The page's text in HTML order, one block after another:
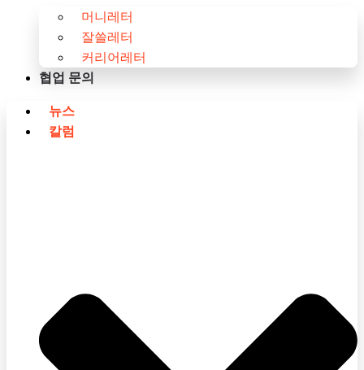
머니레터
잘쓸레터
커리어레터
협업 문의
뉴스
칼럼